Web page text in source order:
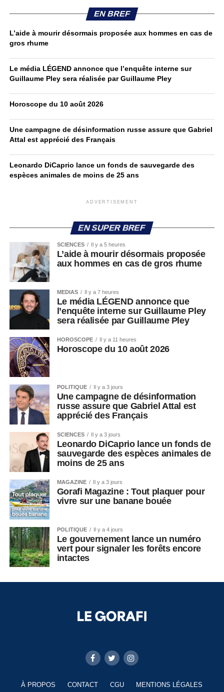
EN BREF
L’aide à mourir désormais proposée aux hommes en cas de
gros rhume
Le média LÉGEND annonce que l’enquête interne sur
Guillaume Pley sera réalisée par Guillaume Pley
Horoscope du 10 août 2026
Une campagne de désinformation russe assure que Gabriel
Attal est apprécié des Français
Leonardo DiCaprio lance un fonds de sauvegarde des
espèces animales de moins de 25 ans
ADVERTISEMENT
EN SUPER BREF
SCIENCES Il y a 5 heures
L’aide à mourir désormais proposée
aux hommes en cas de gros rhume
MEDIAS Il y a 7 heures
Le média LÉGEND annonce que
l’enquête interne sur Guillaume Pley
sera réalisée par Guillaume Pley
HOROSCOPE Il y a 11 heures
Horoscope du 10 août 2026
POLITIQUE Il y a 3 jours
Une campagne de désinformation
russe assure que Gabriel Attal est
apprécié des Français
SCIENCES Il y a 3 jours
Leonardo DiCaprio lance un fonds de
sauvegarde des espèces animales de
moins de 25 ans
MAGAZINE Il y a 3 jours
Gorafi Magazine : Tout plaquer pour
vivre sur une banane bouée
POLITIQUE Il y a 4 jours
Le gouvernement lance un numéro
vert pour signaler les forêts encore
intactes
À PROPOS CONTACT CGU MENTIONS LÉGALES